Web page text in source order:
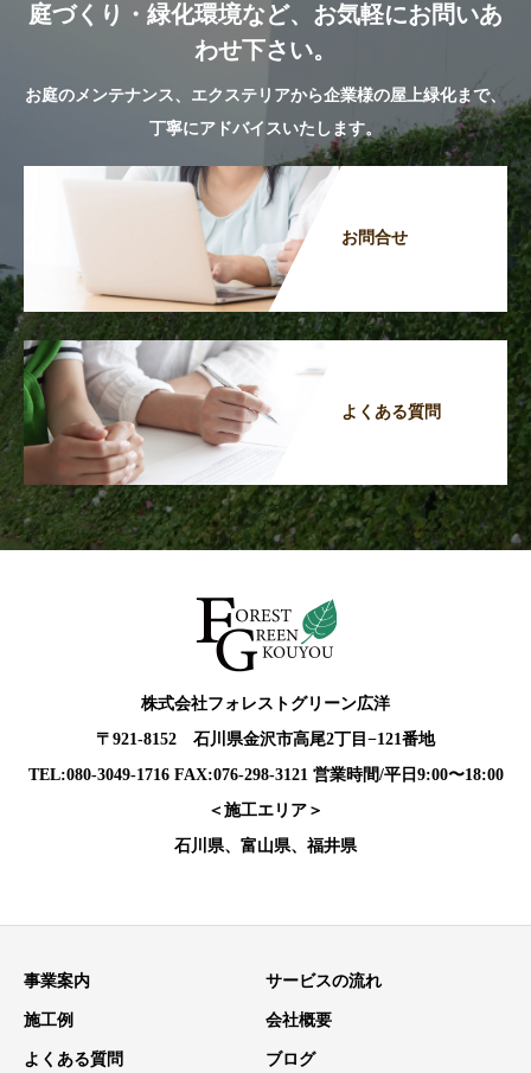
庭づくり・緑化環境など、お気軽にお問いあ
わせ下さい。
お庭のメンテナンス、エクステリアから企業様の屋上緑化まで、
丁寧にアドバイスいたします。
お問合せ
よくある質問
株式会社フォレストグリーン広洋
〒921-8152 石川県金沢市高尾2丁目−121番地
TEL:080-3049-1716 FAX:076-298-3121 営業時間/平日9:00〜18:00
＜施工エリア＞
石川県、富山県、福井県
事業案内 サービスの流れ
施工例 会社概要
よくある質問 ブログ